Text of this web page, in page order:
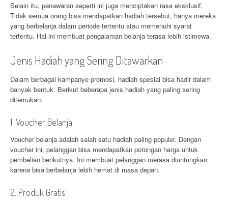
Selain itu, penawaran seperti ini juga menciptakan rasa eksklusif.
Tidak semua orang bisa mendapatkan hadiah tersebut, hanya mereka
yang berbelanja dalam periode tertentu atau memenuhi syarat
tertentu. Hal ini membuat pengalaman belanja terasa lebih istimewa.
Jenis Hadiah yang Sering Ditawarkan
Dalam berbagai kampanye promosi, hadiah spesial bisa hadir dalam
banyak bentuk. Berikut beberapa jenis hadiah yang paling sering
ditemukan:
1. Voucher Belanja
Voucher belanja adalah salah satu hadiah paling populer. Dengan
voucher ini, pelanggan bisa mendapatkan potongan harga untuk
pembelian berikutnya. Ini membuat pelanggan merasa diuntungkan
karena bisa berbelanja lebih hemat di masa depan.
2. Produk Gratis